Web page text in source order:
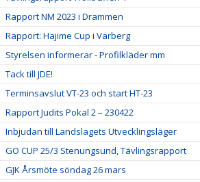
Rapport NM 2023 i Drammen
Rapport: Hajime Cup i Varberg
Styrelsen informerar - Profilkläder mm
Tack till JDE!
Terminsavslut VT-23 och start HT-23
Rapport Judits Pokal 2 – 230422
Inbjudan till Landslagets Utvecklingsläger
GO CUP 25/3 Stenungsund, Tävlingsrapport
GJK Årsmöte söndag 26 mars